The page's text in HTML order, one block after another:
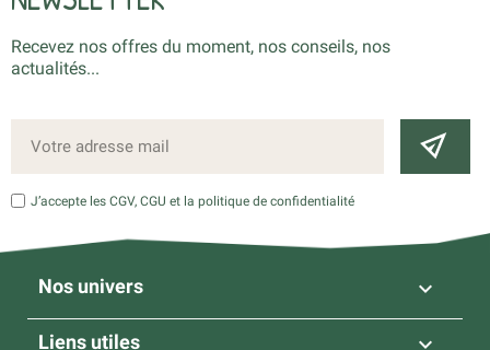
Recevez nos offres du moment, nos conseils, nos
actualités...
J’accepte les CGV, CGU et la politique de confidentialité
Nos univers 
Liens utiles